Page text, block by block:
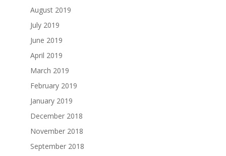
August 2019
July 2019
June 2019
April 2019
March 2019
February 2019
January 2019
December 2018
November 2018
September 2018